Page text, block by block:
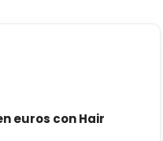
euros con Hair